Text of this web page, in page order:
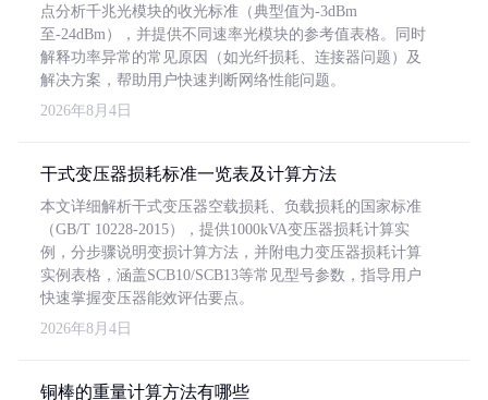
点分析千兆光模块的收光标准（典型值为-3dBm
至-24dBm），并提供不同速率光模块的参考值表格。同时
解释功率异常的常见原因（如光纤损耗、连接器问题）及
解决方案，帮助用户快速判断网络性能问题。
2026年8月4日
干式变压器损耗标准一览表及计算方法
本文详细解析干式变压器空载损耗、负载损耗的国家标准
（GB/T 10228-2015），提供1000kVA变压器损耗计算实
例，分步骤说明变损计算方法，并附电力变压器损耗计算
实例表格，涵盖SCB10/SCB13等常见型号参数，指导用户
快速掌握变压器能效评估要点。
2026年8月4日
铜棒的重量计算方法有哪些